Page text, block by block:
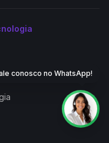
Cloud computing,
conosco no WhatsApp!